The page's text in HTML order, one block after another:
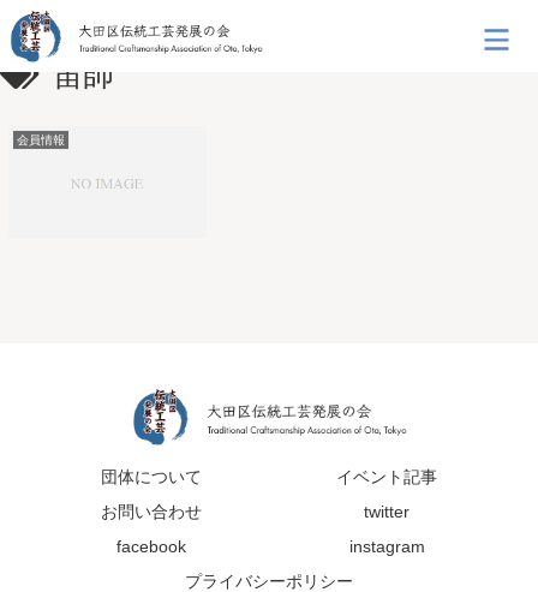
笛師
会員情報
団体について
イベント記事
お問い合わせ
twitter
facebook
instagram
プライバシーポリシー